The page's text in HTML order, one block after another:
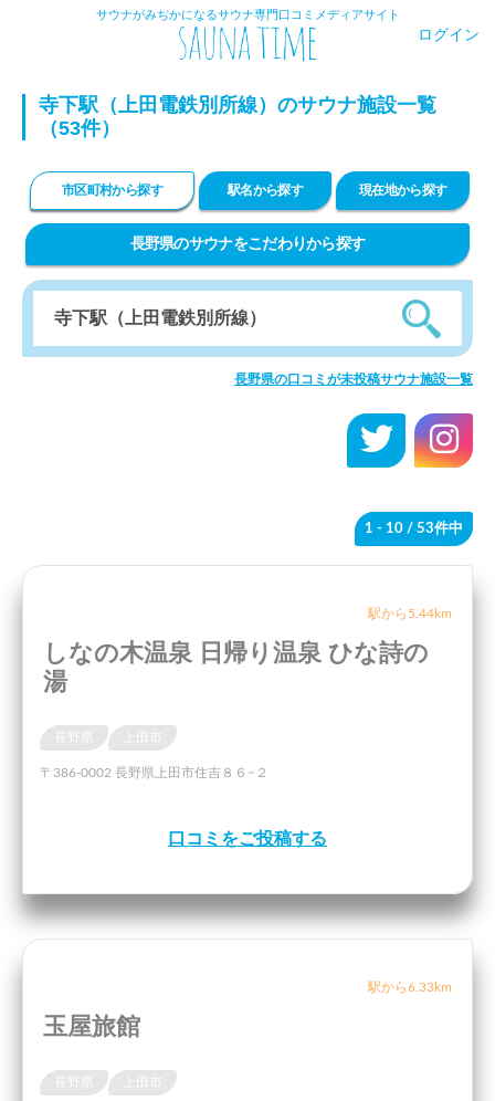
サウナがみぢかになるサウナ専門口コミメディアサイト
ログイン
寺下駅（上田電鉄別所線）のサウナ施設一覧
（53件）
市区町村から探す 駅名から探す 現在地から探す
長野県のサウナをこだわりから探す
長野県の口コミが未投稿サウナ施設一覧
1 - 10 / 53件中
駅から5.44km
しなの木温泉 日帰り温泉 ひな詩の
湯
〒386-0002 長野県上田市住吉８６−２
口コミをご投稿する
駅から6.33km
玉屋旅館